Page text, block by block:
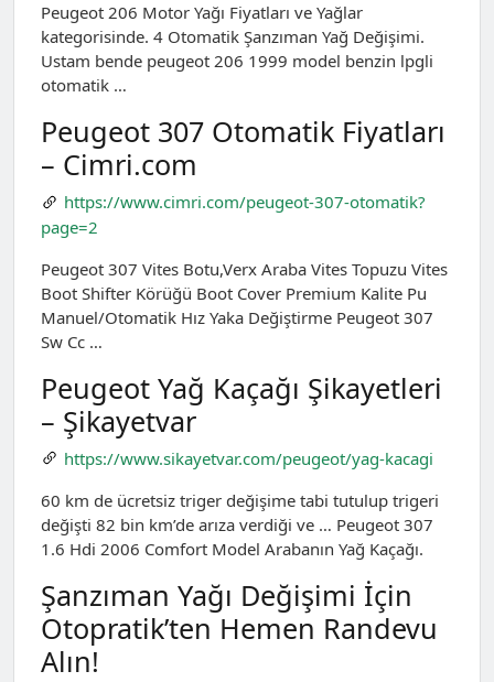
Peugeot 206 Motor Yağı Fiyatları ve Yağlar
kategorisinde. 4 Otomatik Şanzıman Yağ Değişimi.
Ustam bende peugeot 206 1999 model benzin lpgli
otomatik …
Peugeot 307 Otomatik Fiyatları
– Cimri.com
https://www.cimri.com/peugeot-307-otomatik?
page=2
Peugeot 307 Vites Botu,Verx Araba Vites Topuzu Vites
Boot Shifter Körüğü Boot Cover Premium Kalite Pu
Manuel/Otomatik Hız Yaka Değiştirme Peugeot 307
Sw Cc …
Peugeot Yağ Kaçağı Şikayetleri
– Şikayetvar
https://www.sikayetvar.com/peugeot/yag-kacagi
60 km de ücretsiz triger değişime tabi tutulup trigeri
değişti 82 bin km’de arıza verdiği ve … Peugeot 307
1.6 Hdi 2006 Comfort Model Arabanın Yağ Kaçağı.
Şanzıman Yağı Değişimi İçin
Otopratik’ten Hemen Randevu
Alın!